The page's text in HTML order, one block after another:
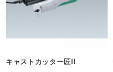
キャストカッター匠II